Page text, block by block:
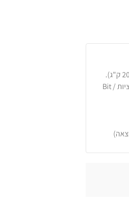
כרטיסי אשראי, PayPal, העברה בנקאית או באפליקציות Bit /